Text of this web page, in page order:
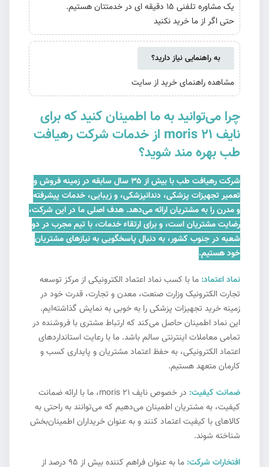
یک مشاوره تلفنی 15 دقیقه ای در خدمتتان هستیم.
حتی اگر از ما خرید نکنید
به راهنمایی نیاز دارید؟
مشاهده راهنمای خرید از سایت
چرا می‌توانید به ما اطمینان کنید که برای
نایف moris 21 از خدمات شرکت رهیافت
طب بهره مند شوید؟
شرکت رهیافت طب با بیش از ۳۵ سال سابقه در زمینه فروش و
تعمیر تجهیزات پزشکی، دندانپزشکی، و زیبایی، خدمات پیشرفته
و مدرن را به مشتریان ارائه می‌دهد. هدف اصلی ما در این شرکت،
رضایت مشتریان است، و برای ارتقاء خدمات، با تیم مجرب در دو
شعبه در جنوب کشور، به دنبال پاسخگویی به نیازهای مشتریان
خود هستیم.
نماد اعتماد: ما با کسب نماد اعتماد الکترونیکی از مرکز توسعه
تجارت الکترونیک وزارت صنعت، معدن و تجارت، قدرت خود در
زمینه خرید تجهیزات پزشکی را به خوبی به نمایش گذاشته‌ایم.
این نماد اطمینان حاصل می‌کند که ارتباط مشتری با فروشنده در
تمامی معاملات اینترنتی سالم باشد. ما با رعایت استانداردهای
اعتماد الکترونیکی، به حفظ اعتماد مشتریان و پایداری کسب و
کارمان متعهد هستیم.
ضمانت کیفیت:
در خصوص نایف moris 21، ما با ارائه ضمانت
کیفیت، به مشتریان اطمینان می‌دهیم که می‌توانند به راحتی به
کالاهای با کیفیت اعتماد کنند و به عنوان خریداران اطمینان‌بخش
شناخته شوند.
افتخارات شرکت:
ما به عنوان فراهم کننده بیش از ۹۵ درصد از